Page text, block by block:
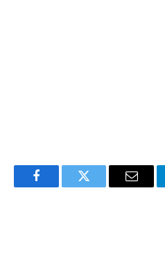
FacebookTwitter Email